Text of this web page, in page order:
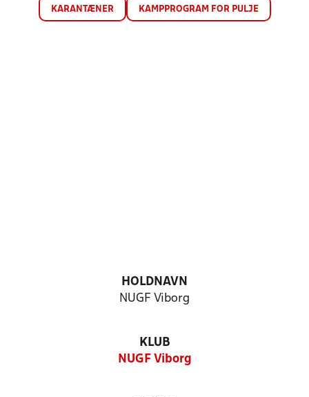
KARANTÆNER KAMPPROGRAM FOR PULJE
HOLDNAVN
NUGF Viborg
KLUB
NUGF Viborg